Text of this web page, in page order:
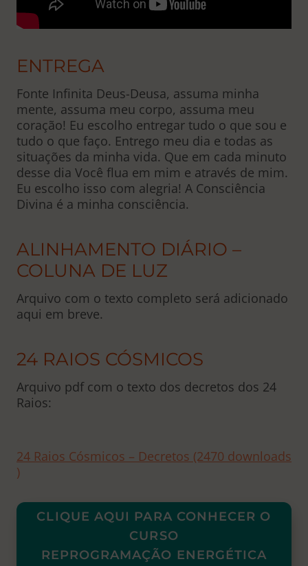
ENTREGA
Fonte Infinita Deus-Deusa, assuma minha
mente, assuma meu corpo, assuma meu
coração! Eu escolho entregar tudo o que sou e
tudo o que faço. Entrego meu dia e todas as
situações da minha vida. Que em cada minuto
desse dia Você flua em mim e através de mim.
Eu escolho isso com alegria! A Consciência
Divina é a minha consciência.
ALINHAMENTO DIÁRIO –
COLUNA DE LUZ
Arquivo com o texto completo será adicionado
aqui em breve.
24 RAIOS CÓSMICOS
Arquivo pdf com o texto dos decretos dos 24
Raios:
24 Raios Cósmicos – Decretos (2470 downloads
)
CLIQUE AQUI PARA CONHECER O
CURSO
REPROGRAMAÇÃO ENERGÉTICA